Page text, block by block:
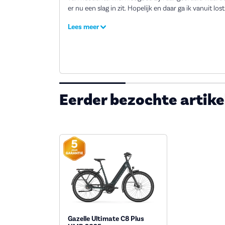
er nu een slag in zit. Hopelijk en daar ga ik vanuit lost
Lees meer
Eerder bezochte
Gazelle Ultimate C8 Plus